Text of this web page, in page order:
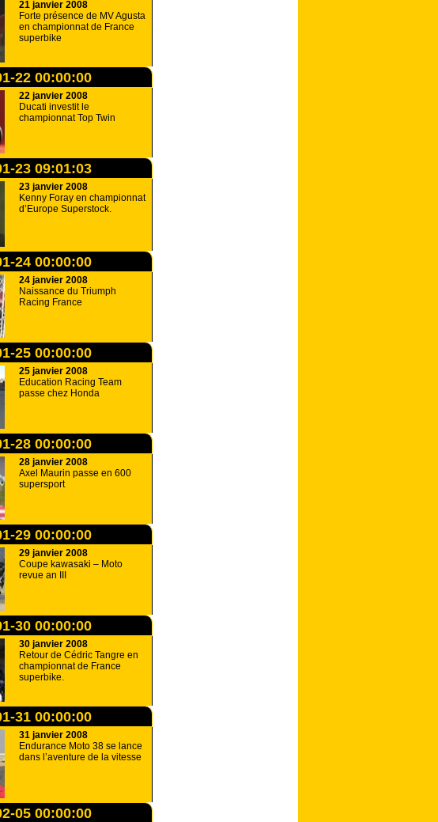
21 janvier 2008
Forte présence de MV Agusta
en championnat de France
superbike
22 00:00:00
22 janvier 2008
Ducati investit le
championnat Top Twin
23 09:01:03
23 janvier 2008
Kenny Foray en championnat
d’Europe Superstock.
24 00:00:00
24 janvier 2008
Naissance du Triumph
Racing France
25 00:00:00
25 janvier 2008
Education Racing Team
passe chez Honda
28 00:00:00
28 janvier 2008
Axel Maurin passe en 600
supersport
29 00:00:00
29 janvier 2008
Coupe kawasaki – Moto
revue an III
30 00:00:00
30 janvier 2008
Retour de Cédric Tangre en
championnat de France
superbike.
31 00:00:00
31 janvier 2008
Endurance Moto 38 se lance
dans l’aventure de la vitesse
05 00:00:00